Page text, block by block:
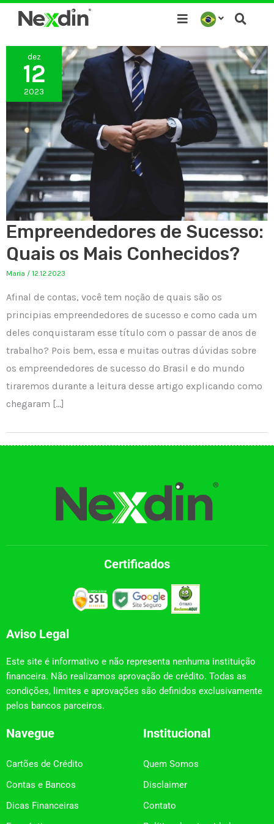
para
conteúdo
dez
12
2023
Empreendedores de Sucesso:
Quais os Mais Conhecidos?
Maria / 12.12.2023
Afinal de contas, você tem noção de quais são os
principias empreendedores de sucesso e como cada um
deles conquistaram esse título com o passar de anos de
trabalho? Pois bem, essa e muitas outras dúvidas sobre
os empreendedores de sucesso do Brasil e do mundo
tiraremos durante a leitura desse artigo explicando como
chegaram […]
Certificados
Aviso Legal
Este site é informativo e não representa nenhuma instituição
financeira. Não realizamos aprovação de crédito. Todas as
condições, limites e aprovações são definidos exclusivamente
pelos bancos parceiros.
Navegue
Cartões de Crédito
Contas e Bancos
Dicas Financeiras
Institucional
Quem Somos
Disclaimer
Contato